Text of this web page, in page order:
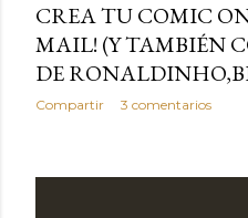
CREA TU COMIC
MAIL! (Y TAMBIÉN
DE
Compartir 3 comentarios